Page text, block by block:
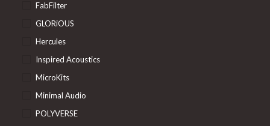
FabFilter
GLORiOUS
Hercules
Inspired Acoustics
MicroKits
Minimal Audio
POLYVERSE